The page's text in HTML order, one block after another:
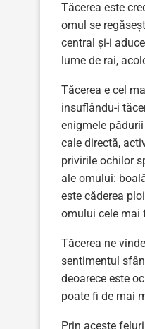
Tăcerea este
omul se
central și-i
lume de rai,
Tăcerea e cel
insuflându-i
enigmele
cale directă,
privirile ochilor
ale omului:
este căderea
omului cele mai
Tăcerea ne
sentimentul
deoarece este
poate fi de mai
Prin aceste